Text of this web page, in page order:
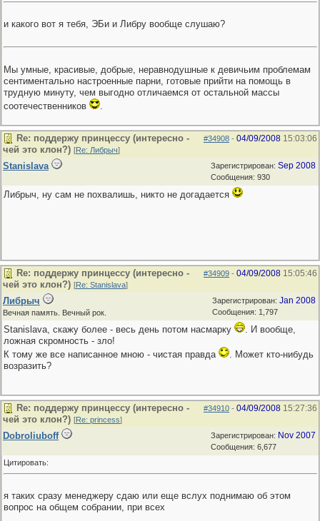
и какого вот я тебя, ЭБи и Либру вообще слушаю?
Мы умные, красивые, добрые, неравнодушные к девичьим проблемам
сентиментально настроенные парни, готовые прийти на помощь в
трудную минуту, чем выгодно отличаемся от остальной массы
соотечественников
#34908 - 04/09/2008 15:03:06
Re: поддержу принцессу (интересно -
чей это клон?) [Re: Либрыч]
Зарегистрирован: Sep 2008
Сообщения: 930
Stanislava
Либрыч, ну сам не похвалишь, никто не догадается
#34909 - 04/09/2008 15:05:46
Re: поддержу принцессу (интересно -
чей это клон?) [Re: Stanislava]
Зарегистрирован: Jan 2008
Сообщения: 1,797
Либрыч
Вечная память. Вечный рок.
Stanislava, скажу более - весь день потом насмарку
. И вообще,
ложная скромность - зло!
К тому же все написанное мною - чистая правда
. Может кто-нибудь
возразить?
#34910 - 04/09/2008 15:27:36
Re: поддержу принцессу (интересно -
чей это клон?) [Re: princess]
Зарегистрирован: Nov 2007
Сообщения: 6,677
Dobroliuboff
Цитировать:
я таких сразу менеджеру сдаю или еще вслух поднимаю об этом
вопрос на общем собрании, при всех